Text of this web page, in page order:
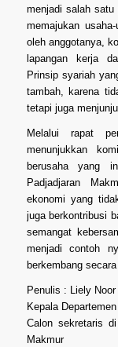
menjadi salah satu
memajukan
oleh anggotanya,
lapangan kerja
Prinsip syariah
tambah, karena
tetapi juga
Melalui rapat
menunjukkan
berusaha yang
Padjadjaran
ekonomi yang
juga berkontribusi
semangat
menjadi contoh
berkembang
Penulis : Liely Noor
Kepala
Calon sekretaris
Makmur